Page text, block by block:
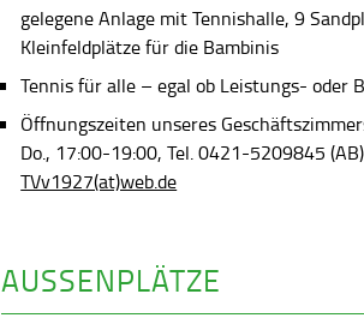
gelegene Anlage mit Tennishalle, 9
Kleinfeldplätze für die Bambinis
Tennis für alle – egal ob Leistungs- oder
Öffnungszeiten unseres
Do., 17:00-19:00, Tel. 0421-5209845
TVv1927(at)web.de
AUSSENPLÄTZE